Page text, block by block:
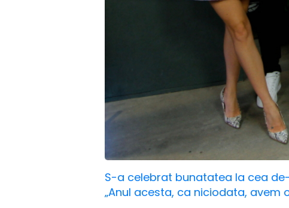
S-a celebrat bunatatea la cea
„Anul acesta, ca niciodata, avem